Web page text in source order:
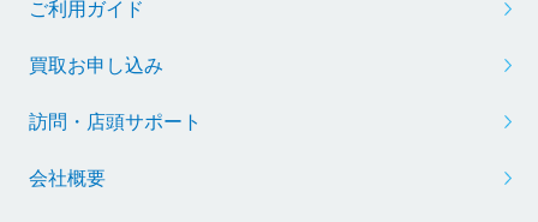
ご利用ガイド
買取お申し込み
訪問・店頭サポート
会社概要